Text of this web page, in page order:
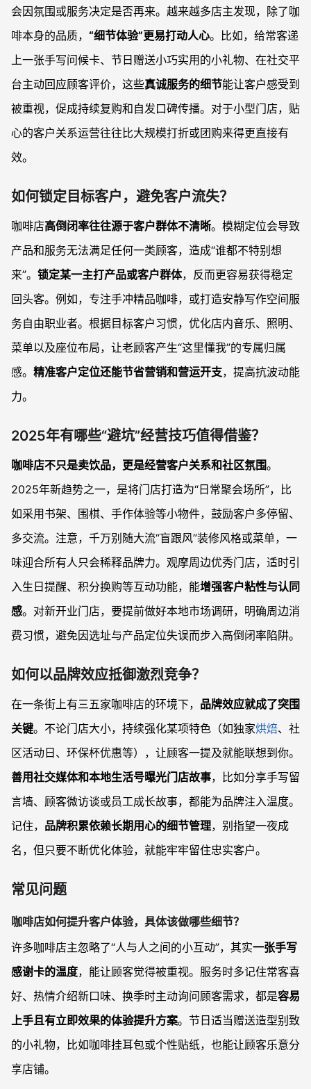
会因氛围或服务决定是否再来。越来越多店主发现，除了咖
啡本身的品质， “细节体验”更易打动人心。比如，给常客递
上一张手写问候卡、节日赠送小巧实用的小礼物、在社交平
台主动回应顾客评价，这些真诚服务的细节能让客户感受到
被重视，促成持续复购和自发口碑传播。对于小型门店，贴
心的客户关系运营往往比大规模打折或团购来得更直接有
效。
如何锁定目标客户，避免客户流失？
咖啡店高倒闭率往往源于客户群体不清晰。模糊定位会导致
产品和服务无法满足任何一类顾客，造成“谁都不特别想
来”。 锁定某一主打产品或客户群体，反而更容易获得稳定
回头客。例如，专注手冲精品咖啡，或打造安静写作空间服
务自由职业者。根据目标客户习惯，优化店内音乐、照明、
菜单以及座位布局，让老顾客产生“这里懂我”的专属归属
感。 精准客户定位还能节省营销和营运开支，提高抗波动能
力。
2025年有哪些“避坑”经营技巧值得借鉴？
咖啡店不只是卖饮品，更是经营客户关系和社区氛围。
2025年新趋势之一，是将门店打造为“日常聚会场所”，比
如采用书架、围棋、手作体验等小物件，鼓励客户多停留、
多交流。注意，千万别随大流“盲跟风”装修风格或菜单，一
味迎合所有人只会稀释品牌力。观摩周边优秀门店，适时引
入生日提醒、积分换购等互动功能，能增强客户粘性与认同
感。对新开业门店，要提前做好本地市场调研，明确周边消
费习惯，避免因选址与产品定位失误而步入高倒闭率陷阱。
如何以品牌效应抵御激烈竞争？
在一条街上有三五家咖啡店的环境下， 品牌效应就成了突围
关键。不论门店大小，持续强化某项特色（如独家烘焙、社
区活动日、环保杯优惠等），让顾客一提及就能联想到你。
善用社交媒体和本地生活号曝光门店故事，比如分享手写留
言墙、顾客微访谈或员工成长故事，都能为品牌注入温度。
记住， 品牌积累依赖长期用心的细节管理，别指望一夜成
名，但只要不断优化体验，就能牢牢留住忠实客户。
常见问题
咖啡店如何提升客户体验，具体该做哪些细节？
许多咖啡店主忽略了“人与人之间的小互动”，其实一张手写
感谢卡的温度，能让顾客觉得被重视。服务时多记住常客喜
好、热情介绍新口味、换季时主动询问顾客需求，都是容易
上手且有立即效果的体验提升方案。节日适当赠送造型别致
的小礼物，比如咖啡挂耳包或个性贴纸，也能让顾客乐意分
享店铺。